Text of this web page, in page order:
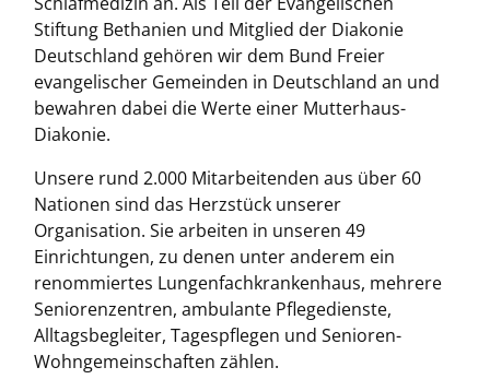
Stiftung Bethanien und Mitglied der Diakonie
Deutschland gehören wir dem Bund Freier
evangelischer Gemeinden in Deutschland an und
bewahren dabei die Werte einer Mutterhaus-
Diakonie.
Unsere rund 2.000 Mitarbeitenden aus über 60
Nationen sind das Herzstück unserer
Organisation. Sie arbeiten in unseren 49
Einrichtungen, zu denen unter anderem ein
renommiertes Lungenfachkrankenhaus, mehrere
Seniorenzentren, ambulante Pflegedienste,
Alltagsbegleiter, Tagespflegen und Senioren-
Wohngemeinschaften zählen.